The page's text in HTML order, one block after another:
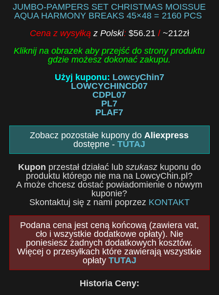
JUMBO-PAMPERS SET CHRISTMAS MOISSUE
AQUA HARMONY BREAKS 45×48 = 2160 PCS
Cena z wysyłką z Polski: $56.21 / ~212zł
Kliknij na obrazek aby przejść do strony produktu
gdzie możesz dokonać zakupu.
Użyj kuponu: LowcyChin7
LOWCYCHINCD07
CDPL07
PL7
PLAF7
Zobacz pozostałe kupony do Aliexpress
dostępne -TUTAJ
Kupon przestał działać lub szukaszkuponu do
produktu którego nie ma na LowcyChin.pl?
A może chcesz dostać powiadomienie o nowym
kuponie?
Skontaktuj się z nami poprzez KONTAKT
Podana cena jest ceną końcową (zawiera vat,
cło i wszystkie dodatkowe opłaty). Nie
poniesiesz żadnych dodatkowych kosztów.
Więcej o przesyłkach które zawierają wszystkie
opłaty TUTAJ
Historia Ceny: